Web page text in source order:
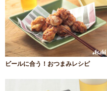
ビールに合う！おつまみレシピ